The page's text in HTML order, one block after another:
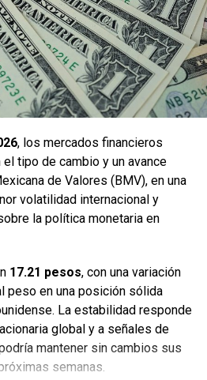
, los mercados financieros
tipo de cambio y un avance
de Valores (BMV), en una
volatilidad internacional y
la política monetaria en
17.21 pesos, con una variación
peso en una posición sólida
La estabilidad responde
global y a señales de
mantener sin cambios sus
semanas.